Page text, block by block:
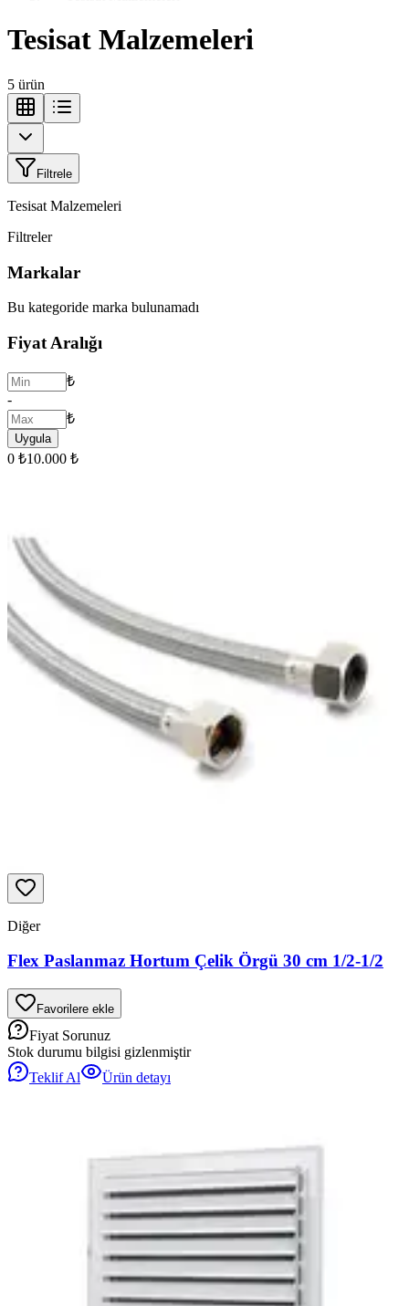
Tesisat Malzemeleri
5 ürün
Filtrele
Tesisat Malzemeleri
Filtreler
Markalar
Bu kategoride marka bulunamadı
Fiyat Aralığı
₺
-
₺
Uygula
0 ₺10.000 ₺
Diğer
Flex Paslanmaz Hortum Çelik Örgü 30 cm 1/2-1/2
Favorilere ekle
Fiyat Sorunuz
Stok durumu bilgisi gizlenmiştir
Teklif Al
Ürün detayı